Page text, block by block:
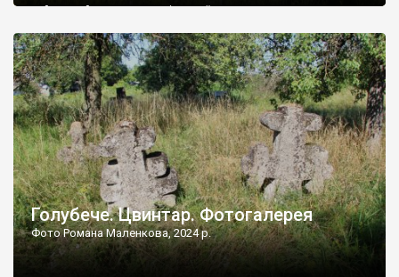
найкращий регулятор шкідливої, для старих кладовищ,
бруньками, кози ті бруньки обгризають, бо то улюблений
делікатес. На цвинтарі у Голубечому ціла колекція
різноманітних форм хрестів. Село відносно невелике, […]
Голубече. Цвинтар. Фотогалерея
Фото Романа Маленкова, 2024 р.